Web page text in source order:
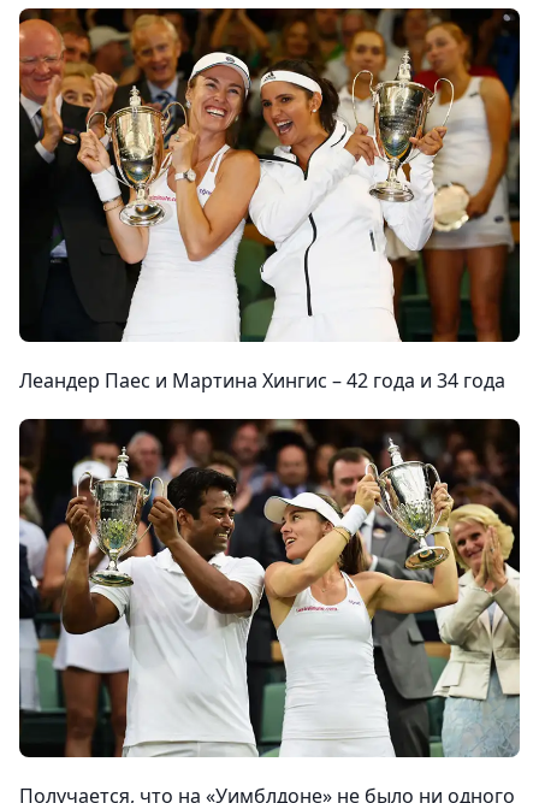
Леандер Паес и Мартина Хингис –42 года и 34 года
Получается, что на «Уимблдоне» не было ни одного